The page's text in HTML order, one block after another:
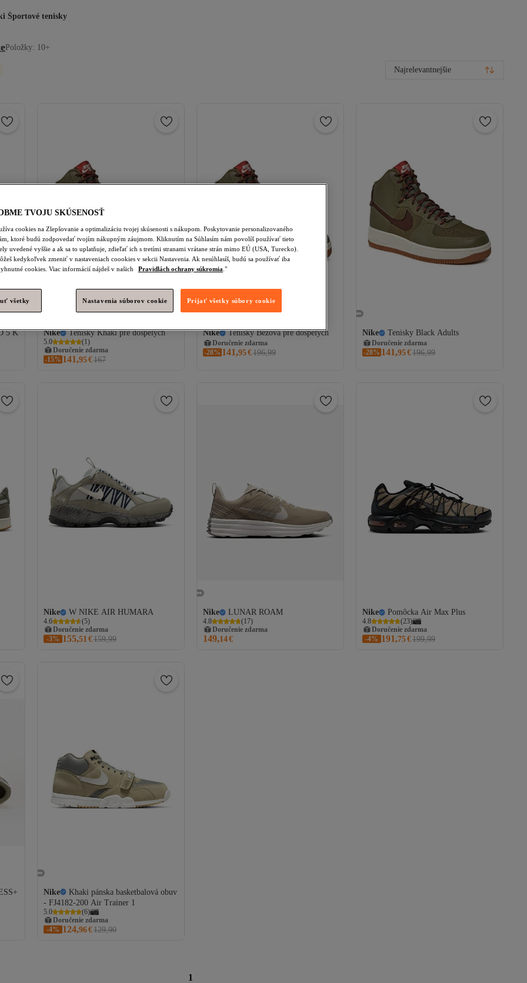
Športové tenisky
Položky: 10+
Najrelevantnejšie
5 K Nike Tenisky Khaki pre dospelých
5.0 (1)
Doručenie zdarma
-15% 141,95€167
Nike Tenisky Béžová pre dospelých
Doručenie zdarma
-28% 141,95€196,99
Nike Tenisky Black Adults
Doručenie zdarma
-28% 141,95€196,99
Nike W NIKE AIR HUMARA
4.6 (5)
Doručenie zdarma
-3% 155,51 €159,99
Nike LUNAR ROAM
4.8 (17)
Doručenie zdarma
149,14€
Nike Pomôcka Air Max Plus
4.8 (23)
Doručenie zdarma
-4% 191,75€199,99
Nike
Khaki pánska basketbalová obuv
- FJ4182-200 Air Trainer 1
5.0 (6)
Doručenie zdarma
-4% 124,96€129,90
1
TVOJU SKÚSENOSŤ
cookies na Zlepšovanie a optimalizáciu tvojej skúsenosti s nákupom. Poskytovanie personalizovaného
ktoré budú zodpovedať tvojím nákupným záujmom. Kliknutím na Súhlasím nám povolíš používať tieto
uvedené vyššie a ak sa to uplatňuje, zdieľať ich s tretími stranami vrátane strán mimo EÚ (USA, Turecko).
kedykoľvek zmeniť v nastaveniach coookies v sekcii Nastavenia. Ak nesúhlasíš, budú sa používať iba
cookies. Viac informácií nájdeš v našich
Pravidlách ochrany súkromia ."
všetky Nastavenia súborov cookie Prijať všetky súbory cookie